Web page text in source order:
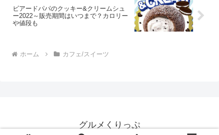
ビアードパパのクッキー&クリームシュ
ー2022～販売期間はいつまで？カロリー
や値段も
ホーム カフェ/スイーツ
グルメくりっぷ